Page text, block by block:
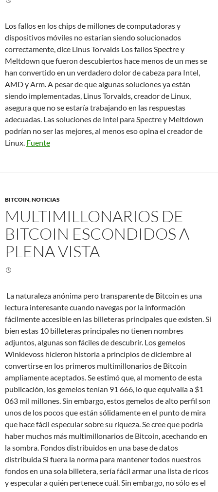
Los fallos en los chips de millones de computadoras y
dispositivos móviles no estarían siendo solucionados
correctamente, dice Linus Torvalds Los fallos Spectre y
Meltdown que fueron descubiertos hace menos de un mes se
han convertido en un verdadero dolor de cabeza para Intel,
AMD y Arm. A pesar de que algunas soluciones ya están
siendo implementadas, Linus Torvalds, creador de Linux,
asegura que no se estaría trabajando en las respuestas
adecuadas. Las soluciones de Intel para Spectre y Meltdown
podrían no ser las mejores, al menos eso opina el creador de
Linux. Fuente
BITCOIN,NOTICIAS
MULTIMILLONARIOS DE
BITCOIN ESCONDIDOS A
PLENA VISTA
La naturaleza anónima pero transparente de Bitcoin es una
lectura interesante cuando navegas por la información
fácilmente accesible en las billeteras principales que existen. Si
bien estas 10 billeteras principales no tienen nombres
adjuntos, algunas son fáciles de descubrir. Los gemelos
Winklevoss hicieron historia a principios de diciembre al
convertirse en los primeros multimillonarios de Bitcoin
ampliamente aceptados. Se estimó que, al momento de esta
publicación, los gemelos tenían 91 666, lo que equivalía a $1
063 mil millones. Sin embargo, estos gemelos de alto perfil son
unos de los pocos que están sólidamente en el punto de mira
que hace fácil especular sobre su riqueza. Se cree que podría
haber muchos más multimillonarios de Bitcoin, acechando en
la sombra. Fondos distribuidos en una base de datos
distribuida Si fuera la norma para mantener todos nuestros
fondos en una sola billetera, sería fácil armar una lista de ricos
y especular a quién pertenece cuál. Sin embargo, no sólo es el